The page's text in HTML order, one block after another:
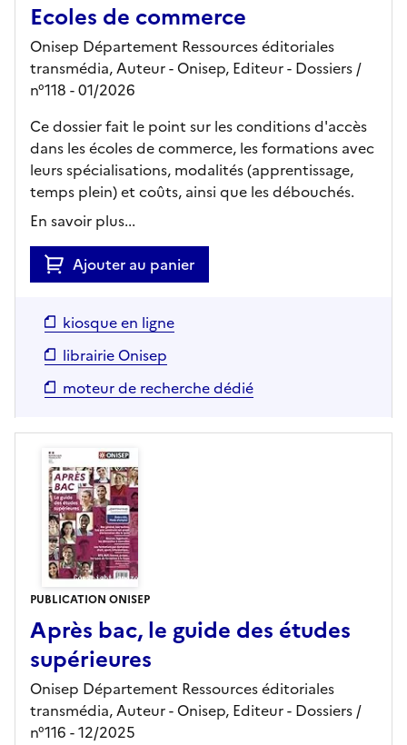
Ecoles de commerce
Onisep Département Ressources éditoriales
transmédia, Auteur - Onisep, Editeur- Dossiers /
n°118 - 01/2026
Ce dossier fait le point sur les conditions d'accès
dans les écoles de commerce, les formations avec
leurs spécialisations, modalités (apprentissage,
temps plein) et coûts, ainsi que les débouchés.
En savoir plus...
Ajouter au panier
kiosque en ligne
librairie Onisep
moteur de recherche dédié
PUBLICATION ONISEP
Après bac, le guide des études
supérieures
Onisep Département Ressources éditoriales
transmédia, Auteur - Onisep, Editeur- Dossiers /
n°116 - 12/2025